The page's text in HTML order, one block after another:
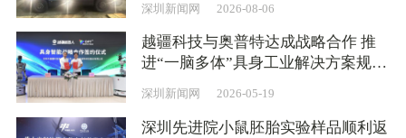
深圳新闻网 2026-08-06
越疆科技与奥普特达成战略合作 推
进“一脑多体”具身工业解决方案规模
化应用
深圳新闻网 2026-05-19
深圳先进院小鼠胚胎实验样品顺利返